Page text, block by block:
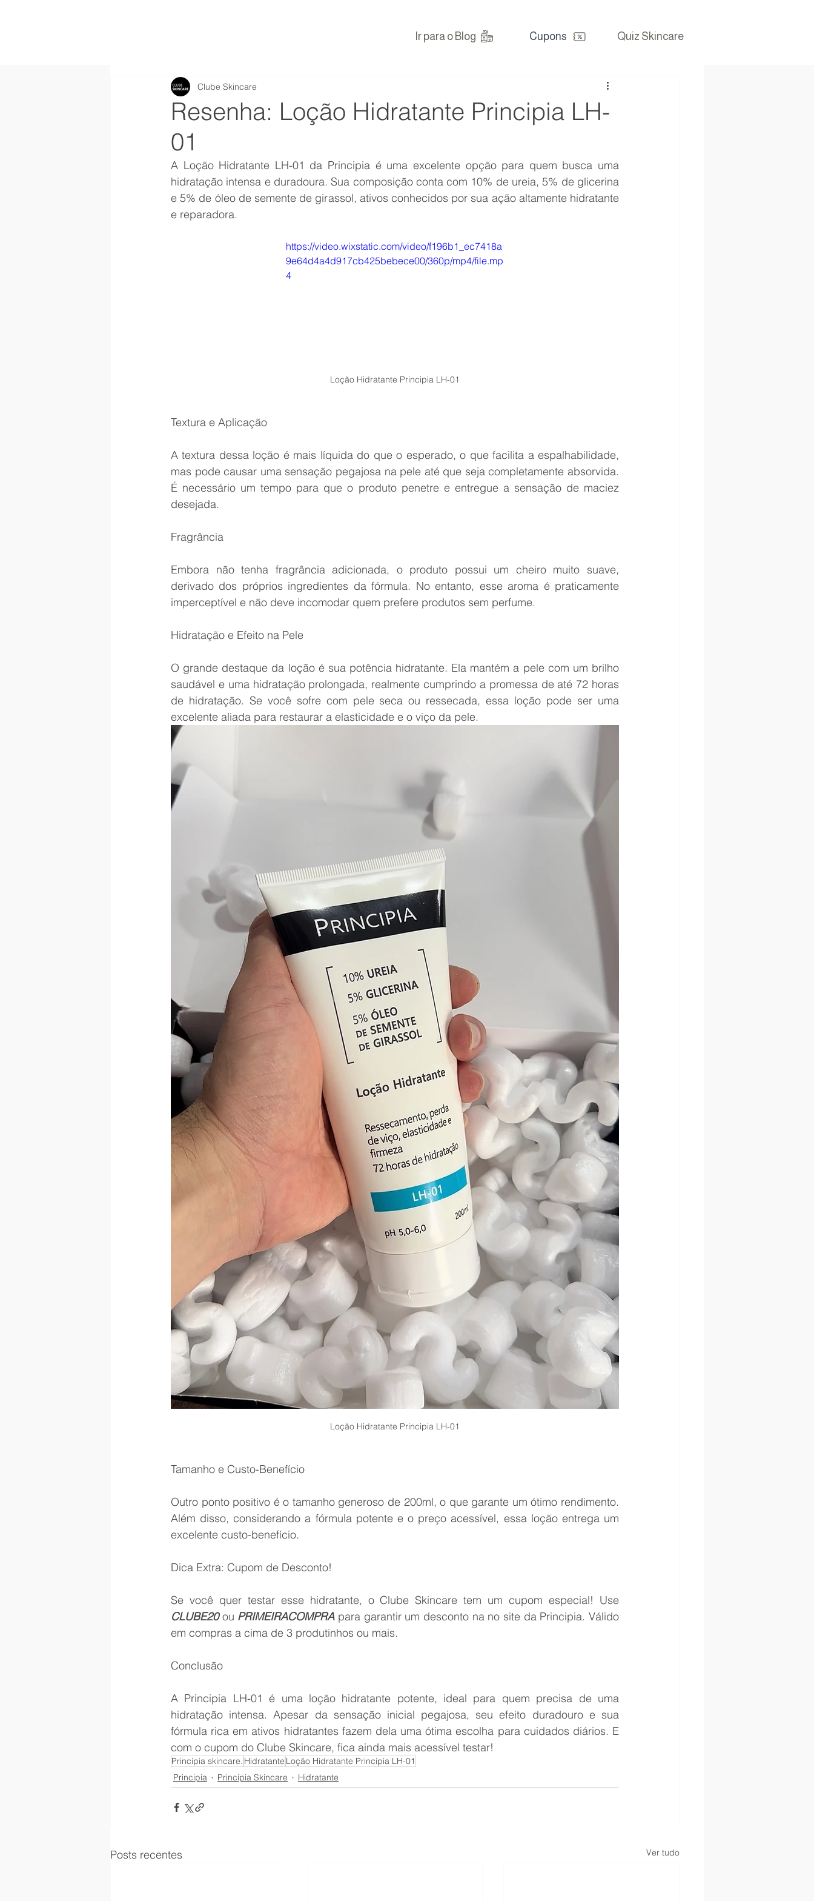
Ir para o Blog Cupons Quiz Skincare
Resenha: Loção Hidratante Principia LH-
01
Clube Skincare
A Loção Hidratante LH-01 da Principia é uma excelente opção para quem busca uma
hidratação intensa e duradoura. Sua composição conta com 10% de ureia, 5% de glicerina
e 5% de óleo de semente de girassol, ativos conhecidos por sua ação altamente hidratante
e reparadora.
https://video.wixstatic.com/video/f196b1_ec7418a
9e64d4a4d917cb425bebece00/360p/mp4/file.mp
4
Loção Hidratante Principia LH-01
Textura e Aplicação
A textura dessa loção é mais líquida do que o esperado, o que facilita a espalhabilidade,
mas pode causar uma sensação pegajosa na pele até que seja completamente absorvida.
É necessário um tempo para que o produto penetre e entregue a sensação de maciez
desejada.
Fragrância
Embora não tenha fragrância adicionada, o produto possui um cheiro muito suave,
derivado dos próprios ingredientes da fórmula. No entanto, esse aroma é praticamente
imperceptível e não deve incomodar quem prefere produtos sem perfume.
Hidratação e Efeito na Pele
O grande destaque da loção é sua potência hidratante. Ela mantém a pele com um brilho
saudável e uma hidratação prolongada, realmente cumprindo a promessa de até 72 horas
de hidratação. Se você sofre com pele seca ou ressecada, essa loção pode ser uma
excelente aliada para restaurar a elasticidade e o viço da pele.
Loção Hidratante Principia LH-01
Tamanho e Custo-Benefício
Outro ponto positivo é o tamanho generoso de 200ml, o que garante um ótimo rendimento.
Além disso, considerando a fórmula potente e o preço acessível, essa loção entrega um
excelente custo-benefício.
Dica Extra: Cupom de Desconto!
CLUBE20 ou PRIMEIRACOMPRA para garantir um desconto na no site da Principia. Válido
em compras a cima de 3 produtinhos ou mais.
Conclusão
A Principia LH-01 é uma loção hidratante potente, ideal para quem precisa de uma
hidratação intensa. Apesar da sensação inicial pegajosa, seu efeito duradouro e sua
fórmula rica em ativos hidratantes fazem dela uma ótima escolha para cuidados diários. E
com o cupom do Clube Skincare, fica ainda mais acessível testar!
Principia skincare. Hidratante Loção Hidratante Principia LH-01
Principia
Principia Skincare Hidratante
Posts recentes Ver tudo